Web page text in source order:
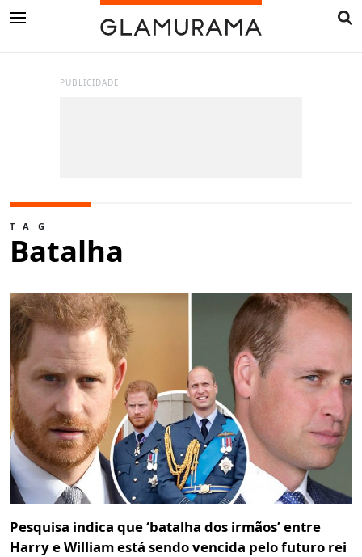
PUBLICIDADE
TAG
Batalha
Pesquisa indica que ‘batalha dos irmãos’ entre
Harry e William está sendo vencida pelo futuro rei